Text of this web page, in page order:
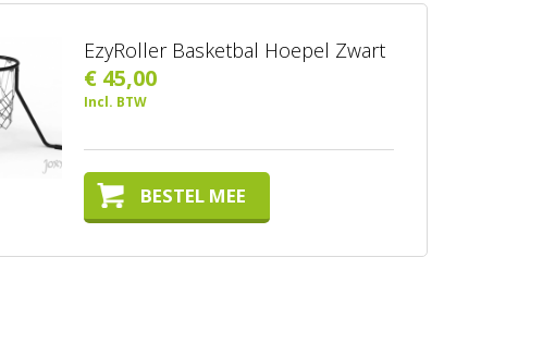
EzyRoller Basketbal Hoepel Zwart
€ 45,00
Incl. BTW
BESTEL MEE